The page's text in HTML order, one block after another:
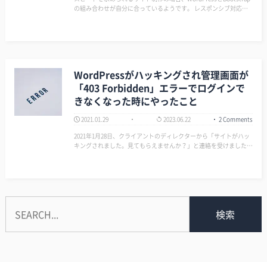
の組み合わせが自分に合っているようです。 レスポンシブ対応で
WordPressがハッキングされ管理画面が
「403 Forbidden」エラーでログインで
きなくなった時にやったこと
2021.01.29 2023.06.22
2 Comments
2021年1月28日、クライアントのディレクターから「サイトがハッ
キングされました。見てもらえませんか？」と連絡を受けました。
検索